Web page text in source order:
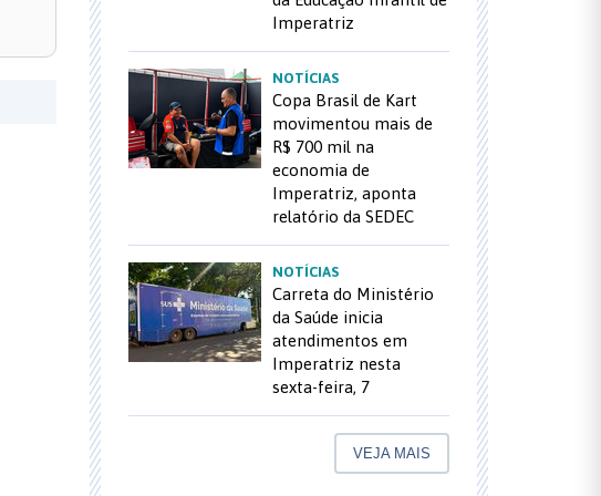
Imperatriz
NOTÍCIAS
Copa Brasil de Kart
movimentou mais de
R$ 700 mil na
economia de
Imperatriz, aponta
relatório da SEDEC
NOTÍCIAS
Carreta do Ministério
da Saúde inicia
atendimentos em
Imperatriz nesta
sexta-feira, 7
VEJA MAIS